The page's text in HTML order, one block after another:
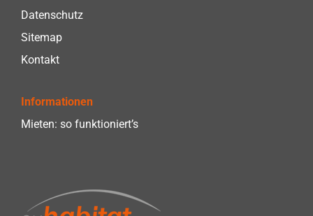
Datenschutz
Sitemap
Kontakt
Informationen
Mieten: so funktioniert’s